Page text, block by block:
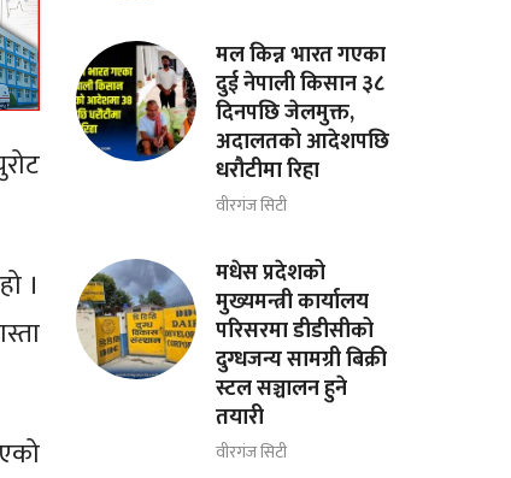
।
मल किन्न भारत गएका
दुई नेपाली किसान ३८
दिनपछि जेलमुक्त,
अदालतको आदेशपछि
धरौटीमा रिहा
वीरगंज सिटी
मधेस प्रदेशको
मुख्यमन्त्री कार्यालय
परिसरमा डीडीसीको
दुग्धजन्य सामग्री बिक्री
स्टल सञ्चालन हुने
तयारी
वीरगंज सिटी